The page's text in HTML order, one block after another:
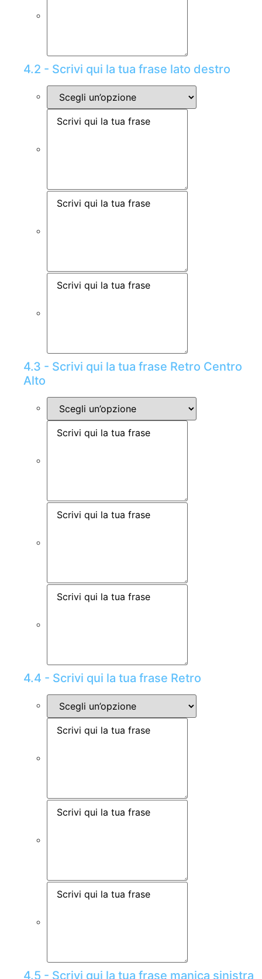
4.2 - Scrivi qui la tua frase lato destro
4.3 - Scrivi qui la tua frase Retro Centro
Alto
4.4 - Scrivi qui la tua frase Retro
4.5 - Scrivi qui la tua frase manica sinistra